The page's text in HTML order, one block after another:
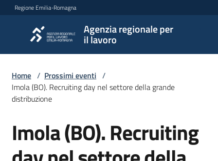
Vai al contenuto
Vai alla navigazione
Vai al footer
Regione Emilia-Romagna
Agenzia regionale per
il lavoro
Agenzia
regionale
per il
lavoro
Novità
Home / Prossimi eventi /
Imola (BO). Recruiting day nel settore della grande
distribuzione
Salta al contenuto
Imola (BO). Recruiting